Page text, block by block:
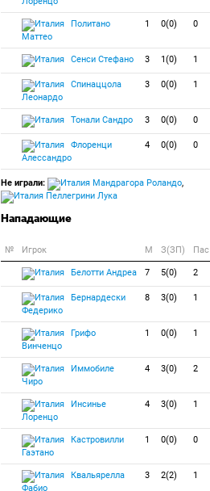
Политано
Маттео
1 0(0) 0
Сенси Стефано 3 1(0) 1
Спинаццола
Леонардо
3 0(0) 1
Тонали Сандро 3 0(0) 0
Флоренци
Алессандро
4 0(0) 0
Не играли: Мандрагора Роландо,
Пеллегрини Лука
Нападающие
№ Игрок M З(ЗП) Пас
Белотти Андреа 7 5(0) 2
Бернардески
Федерико
8 3(0) 1
Грифо
Винченцо
1 0(0) 1
Иммобиле
Чиро
4 3(0) 2
Инсинье
Лоренцо
4 3(0) 1
Кастровилли
Гаэтано
1 0(0) 0
Квальярелла
Фабио
3 2(2) 1